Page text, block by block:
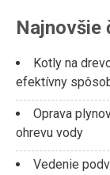
Najnovšie
Kotly na
efektívny
Oprava
ohrevu vody
Vedenie